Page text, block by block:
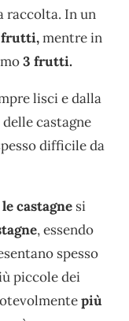
raccolta. In un
frutti,mentre in
3 frutti.
lisci e dalla
castagne
difficile da
castagne si
, essendo
spesso
piccole dei
più